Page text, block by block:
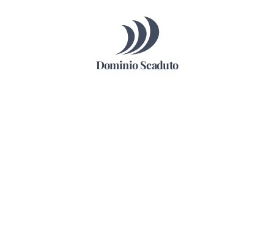
Dominio Scaduto